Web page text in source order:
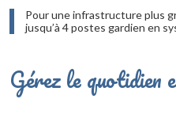
Pour une infrastructure plus
jusqu’à 4 postes gardien en
Gérez le quotidien